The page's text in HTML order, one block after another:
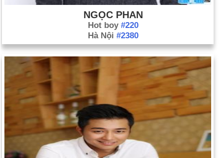
NGỌC PHAN
Hot boy #220
Hà Nội #2380